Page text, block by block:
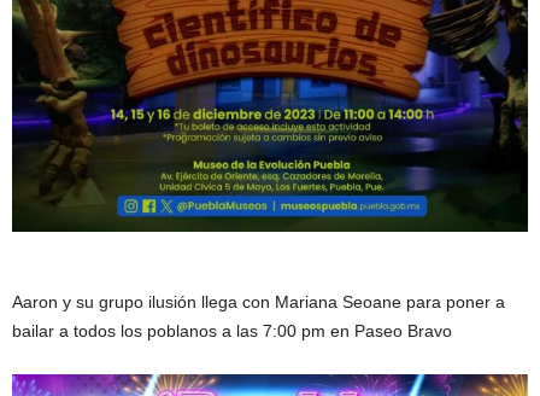
Aaron y su grupo ilusión llega con Mariana Seoane para poner a
bailar a todos los poblanos a las 7:00 pm en Paseo Bravo